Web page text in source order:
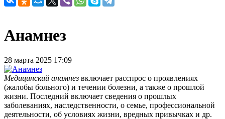
Анамнез
28 марта 2025 17:09
Медицинский анамнез включает расспрос о проявлениях
(жалобы больного) и течении болезни, а также о прошлой
жизни. Последний включает сведения о прошлых
заболеваниях, наследственно­сти, о семье, профессиональной
деятельности, об условиях жизни, вредных привычках и др.